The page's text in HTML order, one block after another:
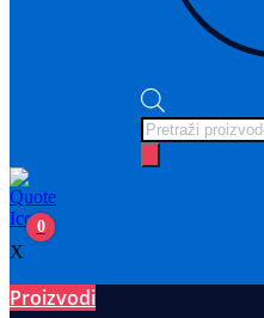
Products
search
0
X
Proizvodi